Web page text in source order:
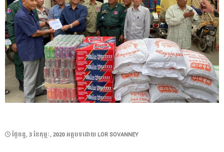
POSTED
ថ្ងៃ​ចន្ទ, 3 ខែ​កុម្ភៈ, 2020អត្ថបទដោយ LOR SOVANNEY